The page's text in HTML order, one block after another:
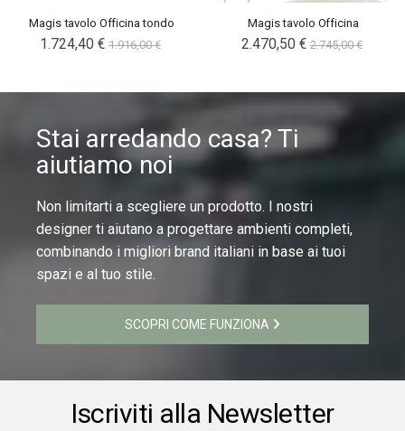
Magis tavolo Officina tondo
1.724,40 € 1.916,00 €
Magis tavolo Officina
2.470,50 € 2.745,00 €
Stai arredando casa? Ti
aiutiamo noi
Non limitarti a scegliere un prodotto. I nostri
designer ti aiutano a progettare ambienti completi,
combinando i migliori brand italiani in base ai tuoi
spazi e al tuo stile.
SCOPRI COME FUNZIONA
Iscriviti alla Newsletter